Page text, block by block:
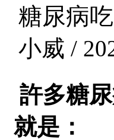
糖尿病
小威 /
許多糖
就是：